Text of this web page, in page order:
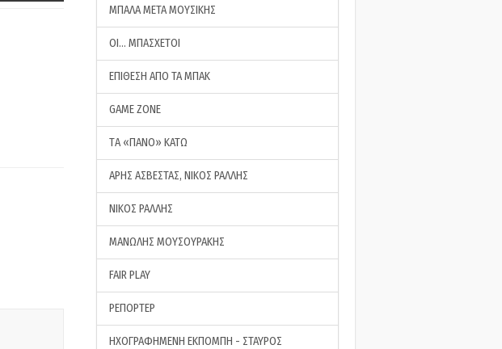
ΜΠΑΛΑ ΜΕΤΑ ΜΟΥΣΙΚΗΣ
ΟΙ… ΜΠΑΣΧΕΤΟΙ
ΕΠΙΘΕΣΗ ΑΠΟ ΤΑ ΜΠΑΚ
GAME ZONE
ΤA «ΠΑΝΟ» ΚΑΤΩ
ΑΡΗΣ ΑΣΒΕΣΤΑΣ, ΝΙΚΟΣ ΡΑΛΛΗΣ
ΝΙΚΟΣ ΡΑΛΛΗΣ
ΜΑΝΩΛΗΣ ΜΟΥΣΟΥΡΑΚΗΣ
FAIR PLAY
ΡΕΠΟΡΤΕΡ
ΗΧΟΓΡΑΦΗΜΕΝΗ ΕΚΠΟΜΠΗ - ΣΤΑΥΡΟΣ